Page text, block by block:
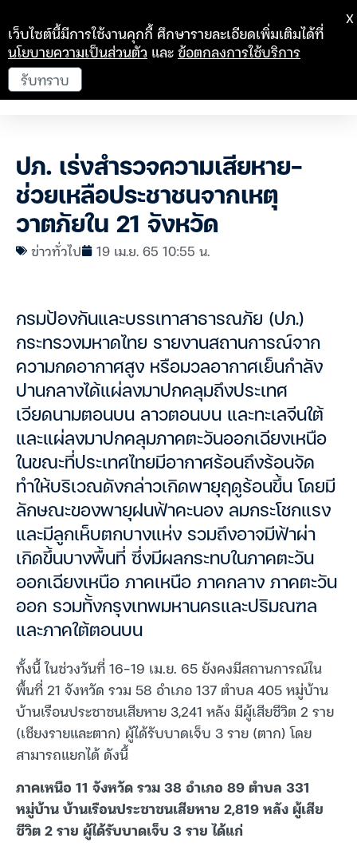
ปภ. เร่งสำรวจความเสียหาย-
ช่วยเหลือประชาชนจากเหตุ
วาตภัยใน 21 จังหวัด
ข่าวทั่วไป 19 เม.ย. 65 10:55 น.
กรมป้องกันและบรรเทาสาธารณภัย (ปภ.)
กระทรวงมหาดไทย รายงานสถานการณ์จาก
ความกดอากาศสูง หรือมวลอากาศเย็นกำลัง
ปานกลางได้แผ่ลงมาปกคลุมถึงประเทศ
เวียดนามตอนบน ลาวตอนบน และทะเลจีนใต้
และแผ่ลงมาปกคลุมภาคตะวันออกเฉียงเหนือ
ในขณะที่ประเทศไทยมีอากาศร้อนถึงร้อนจัด
ทำให้บริเวณดังกล่าวเกิดพายุฤดูร้อนขึ้น โดยมี
ลักษณะของพายุฝนฟ้าคะนอง ลมกระโชกแรง
และมีลูกเห็บตกบางแห่ง รวมถึงอาจมีฟ้าผ่า
เกิดขึ้นบางพื้นที่ ซึ่งมีผลกระทบในภาคตะวัน
ออกเฉียงเหนือ ภาคเหนือ ภาคกลาง ภาคตะวัน
ออก รวมทั้งกรุงเทพมหานครและปริมณฑล
และภาคใต้ตอนบน
ทั้งนี้ ในช่วงวันที่ 16-19 เม.ย. 65 ยังคงมีสถานการณ์ใน
พื้นที่ 21 จังหวัด รวม 58 อำเภอ 137 ตำบล 405 หมู่บ้าน
บ้านเรือนประชาชนเสียหาย 3,241 หลัง มีผู้เสียชีวิต 2 ราย
(เชียงรายและตาก) ผู้ได้รับบาดเจ็บ 3 ราย (ตาก) โดย
สามารถแยกได้ ดังนี้
ภาคเหนือ 11 จังหวัด รวม 38 อำเภอ 89 ตำบล 331
หมู่บ้าน บ้านเรือนประชาชนเสียหาย 2,819 หลัง ผู้เสีย
ชีวิต 2 ราย ผู้ได้รับบาดเจ็บ 3 ราย ได้แก่
เว็บไซต์นี้มีการใช้งานคุกกี้ ศึกษารายละเอียดเพิ่มเติมได้ที่
นโยบายความเป็นส่วนตัว และข้อตกลงการใช้บริการ
รับทราบ
X